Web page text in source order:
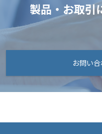
製品・お取引
お問い